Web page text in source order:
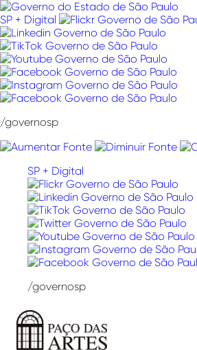
Pular
para
o
conteúdo
SP + Digital
/governosp
SP + Digital
/governosp